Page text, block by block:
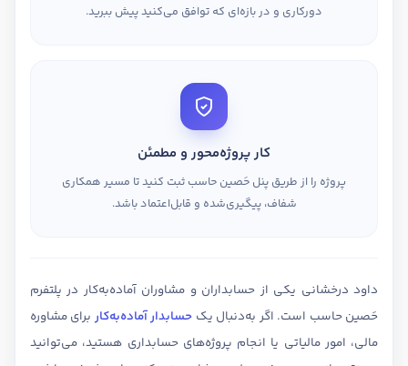
دورکاری و در بازه‌ای که توافق می‌کنید پیش ببرید.
کار پروژه‌محور و مطمئن
پروژه را از طریق پنل حَصین حاسب ثبت کنید تا مسیر همکاری
شفاف، پیگیری‌شده و قابل‌اعتماد باشد.
داود درخشانی یکی از حسابداران و مشاوران آماده‌به‌کار در پلتفرم
حَصین حاسب است. اگر به‌دنبال یک حسابدار آماده‌به‌کار برای مشاوره
مالی، امور مالیاتی یا انجام پروژه‌های حسابداری هستید، می‌توانید